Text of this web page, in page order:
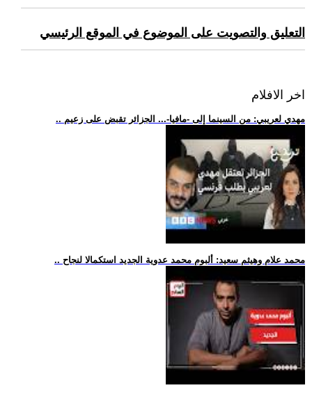
التعليق والتصويت على الموضوع في الموقع الرئيسي
اخر الافلام
.. مهدي لعريبي: من السينما إلى -مافيا-... الجزائر تقبض على زعيم
.. محمد علام وهيثم سعيد: ألبوم محمد عدوية الجديد استكمالا لنجاح